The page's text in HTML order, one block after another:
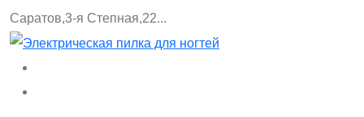
Саратов,3-я Степная,22...